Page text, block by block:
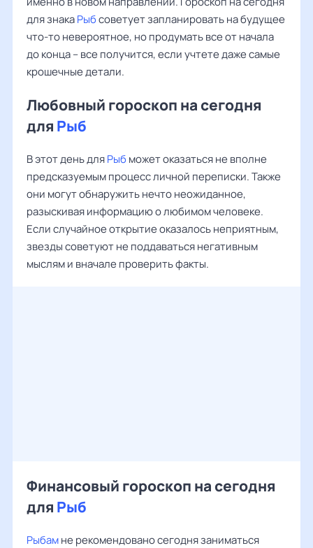
для знакаРыбсоветует запланировать на будущее
что-то невероятное, но продумать все от начала
до конца – все получится, если учтете даже самые
крошечные детали.
Любовный гороскоп на сегодня
для Рыб
В этот день дляРыб может оказаться не вполне
предсказуемым процесс личной переписки. Также
они могут обнаружить нечто неожиданное,
разыскивая информацию о любимом человеке.
Если случайное открытие оказалось неприятным,
звезды советуют не поддаваться негативным
мыслям и вначале проверить факты.
Финансовый гороскоп на сегодня
для Рыб
Рыбамне рекомендовано сегодня заниматься